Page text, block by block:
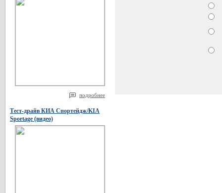
подробнее
Тест-драйв КИА Спортейдж/KIA
Sportage (видео)